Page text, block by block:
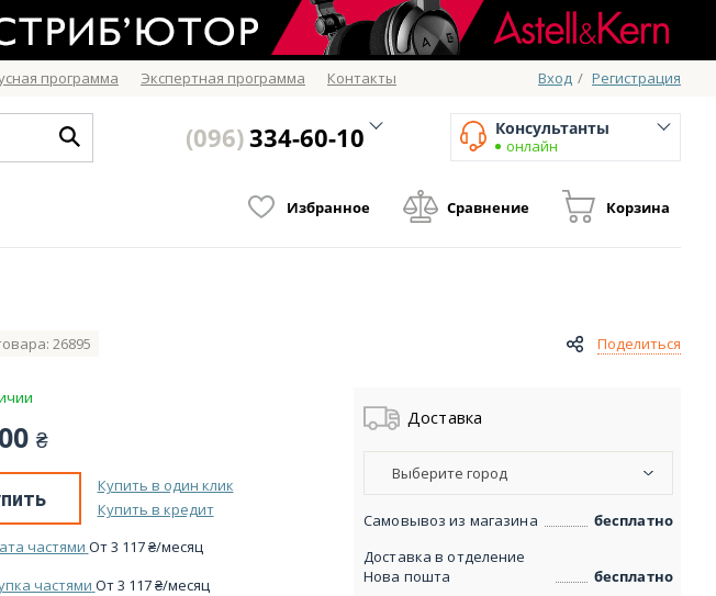
программа Экспертная программа Контакты Вход / Регистрация
(096)334-60-10 Консультанты
онлайн
Избранное Сравнение Корзина
26895 Поделиться
₴
Купить в один клик
Купить в кредит
частями От3 117₴/месяц
частями От3 117₴/месяц
Доставка
Выберите город
Самовывоз из магазина
бесплатно
Доставка в отделение
Нова пошта
бесплатно